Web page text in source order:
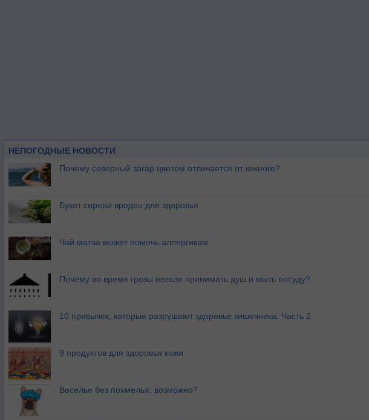
НЕПОГОДНЫЕ НОВОСТИ
Почему северный загар цветом отличается от южного?
Букет сирени вреден для здоровья
Чай матча может помочь аллергикам
Почему во время грозы нельзя принимать душ и мыть посуду?
10 привычек, которые разрушают здоровье кишечника. Часть 2
9 продуктов для здоровья кожи
Веселье без похмелья: возможно?